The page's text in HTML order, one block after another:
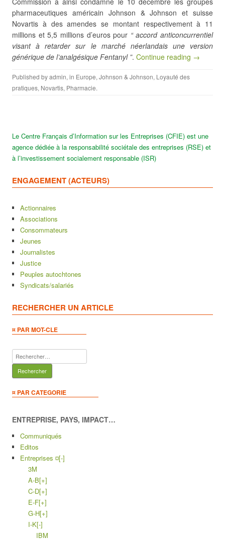
pharmaceutiques américain Johnson & Johnson et suisse
Novartis à des amendes se montant respectivement à 11
millions et 5,5 millions d’euros pour “ accord anticoncurrentiel
visant à retarder sur le marché néerlandais une version
générique de l’analgésique Fentanyl ”. Continue reading →
Published byadmin, in Europe, Johnson & Johnson, Loyauté des
pratiques, Novartis, Pharmacie.
Le Centre Français d’Information sur les Entreprises (CFIE) est une
agence dédiée à la responsabilité sociétale des entreprises (RSE) et
à l’investissement socialement responsable (ISR)
ENGAGEMENT (ACTEURS)
Actionnaires
Associations
Consommateurs
Jeunes
Journalistes
Justice
Peuples autochtones
Syndicats/salariés
RECHERCHER UN ARTICLE
¤ PAR MOT-CLE
Rechercher :
¤ PAR CATEGORIE
ENTREPRISE, PAYS, IMPACT…
Communiqués
Editos
Entreprises ¤[-]
3M
A-B[+]
C-D[+]
E-F[+]
G-H[+]
I-K[-]
IBM